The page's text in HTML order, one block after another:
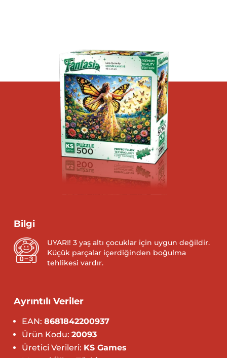
Bilgi
UYARI! 3 yaş altı çocuklar için uygun değildir.
Küçük parçalar içerdiğinden boğulma
tehlikesi vardır.
Ayrıntılı Veriler
EAN: 8681842200937
Ürün Kodu: 20093
Üretici Verileri: KS Games